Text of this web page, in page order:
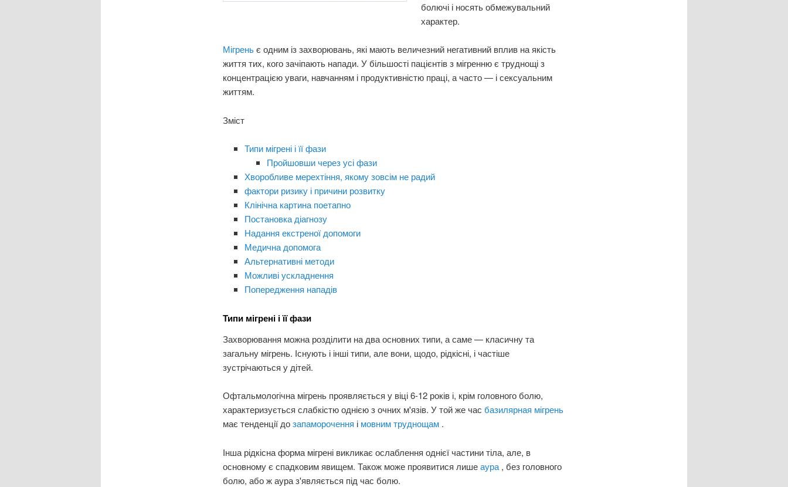
болючі і носять обмежувальний
характер.
Мігреньє одним із захворювань, які мають величезний негативний вплив на якість
життя тих, кого зачіпають напади. У більшості пацієнтів з мігренню є труднощі з
концентрацією уваги, навчанням і продуктивністю праці, а часто — і сексуальним
життям.
Зміст
Типи мігрені і її фази
Пройшовши через усі фази
Хворобливе мерехтіння, якому зовсім не радий
фактори ризику і причини розвитку
Клінічна картина поетапно
Постановка діагнозу
Надання екстреної допомоги
Медична допомога
Альтернативні методи
Можливі ускладнення
Попередження нападів
Типи мігрені і її фази
Захворювання можна розділити на два основних типи, а саме — класичну та
загальну мігрень. Існують і інші типи, але вони, щодо, рідкісні, і частіше
зустрічаються у дітей.
Офтальмологічна мігрень проявляється у віці 6-12 років і, крім головного болю,
характеризується слабкістю однією з очних м'язів. У той же час базилярная мігрень
має тенденції дозапаморочення і мовним труднощам .
Інша рідкісна форма мігрені викликає ослаблення однієї частини тіла, але, в
основному є спадковим явищем. Також може проявитися лишеаура , без головного
болю, або ж аура з'являється під час болю.